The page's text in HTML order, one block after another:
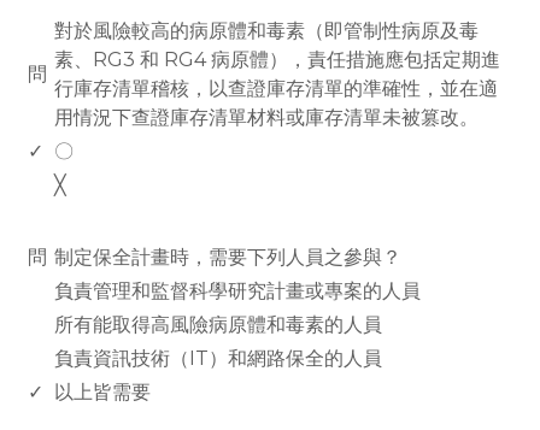
問
對於風險較高的病原體和毒素（即管制性病原及毒
素、RG3 和 RG4 病原體），責任措施應包括定期進
行庫存清單稽核，以查證庫存清單的準確性，並在適
用情況下查證庫存清單材料或庫存清單未被篡改。
✓
〇
╳
問 制定保全計畫時，需要下列人員之參與？
負責管理和監督科學研究計畫或專案的人員
所有能取得高風險病原體和毒素的人員
負責資訊技術（IT）和網路保全的人員
✓
以上皆需要